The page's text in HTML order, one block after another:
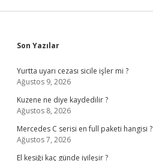
Sidebar
Son Yazılar
Yurtta uyarı cezası sicile işler mi ?
Ağustos 9, 2026
Kuzene ne diye kaydedilir ?
Ağustos 8, 2026
Mercedes C serisi en full paketi hangisi ?
Ağustos 7, 2026
El kesiği kaç günde iyileşir ?